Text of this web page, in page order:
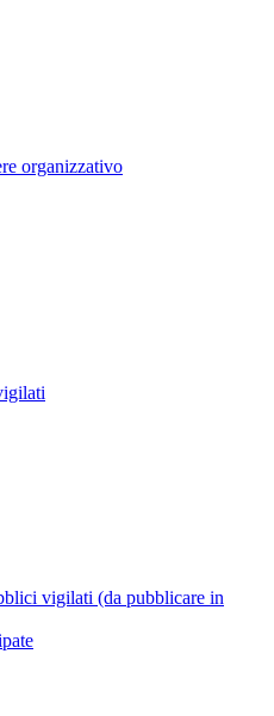
organizzativo
vigilati (da pubblicare in